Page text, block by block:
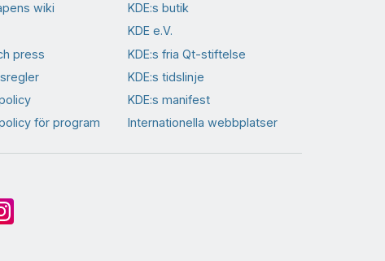
wiki
press
för program
KDE:s butik
KDE e.V.
KDE:s fria Qt-stiftelse
KDE:s tidslinje
KDE:s manifest
Internationella webbplatser